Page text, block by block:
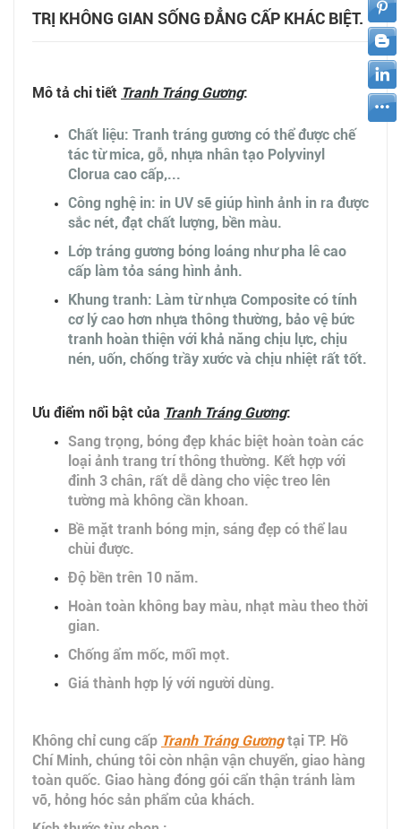
TRỊ KHÔNG GIAN SỐNG ĐẲNG CẤP KHÁC BIỆT.
Mô tả chi tiết Tranh Tráng Gương:
Chất liệu: Tranh tráng gương có thể được chế
tác từ mica, gỗ, nhựa nhân tạo Polyvinyl
Clorua cao cấp,...
Công nghệ in: in UV sẽ giúp hình ảnh in ra được
sắc nét, đạt chất lượng, bền màu.
Lớp tráng gương bóng loáng như pha lê cao
cấp làm tỏa sáng hình ảnh.
Khung tranh: Làm từ nhựa Composite có tính
cơ lý cao hơn nhựa thông thường, bảo vệ bức
tranh hoàn thiện với khả năng chịu lực, chịu
nén, uốn, chống trầy xước và chịu nhiệt rất tốt.
Ưu điểm nổi bật của Tranh Tráng Gương:
Sang trọng, bóng đẹp khác biệt hoàn toàn các
loại ảnh trang trí thông thường. Kết hợp với
đinh 3 chân, rất dễ dàng cho việc treo lên
tường mà không cần khoan.
Bề mặt tranh bóng mịn, sáng đẹp có thể lau
chùi được.
Độ bền trên 10 năm.
Hoàn toàn không bay màu, nhạt màu theo thời
gian.
Chống ẩm mốc, mối mọt.
Giá thành hợp lý với người dùng.
Không chỉ cung cấp Tranh Tráng Gương tại TP. Hồ
Chí Minh, chúng tôi còn nhận vận chuyển, giao hàng
toàn quốc. Giao hàng đóng gói cẩn thận tránh làm
vỡ, hỏng hóc sản phẩm của khách.